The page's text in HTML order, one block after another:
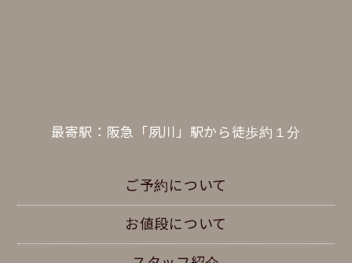
最寄駅：阪急「夙川」駅から徒歩約１分
ご予約について
お値段について